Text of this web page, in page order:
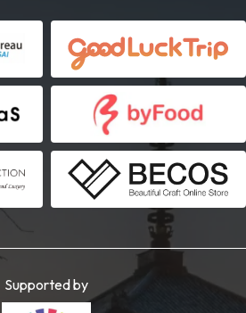
Supported by